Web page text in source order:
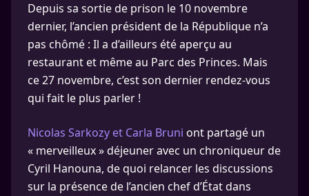
Depuis sa sortie de prison le 10 novembre
dernier, l’ancien président de la République n’a
pas chômé : Il a d’ailleurs été aperçu au
restaurant et même au Parc des Princes. Mais
ce 27 novembre, c’est son dernier rendez-vous
qui fait le plus parler !
Nicolas Sarkozy et Carla Bruni ont partagé un
« merveilleux » déjeuner avec un chroniqueur de
Cyril Hanouna, de quoi relancer les discussions
sur la présence de l’ancien chef d’État dans